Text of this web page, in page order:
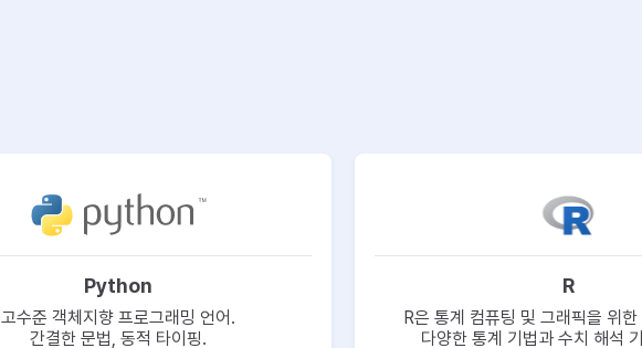
Python
고수준 객체지향 프로그래밍 언어.
간결한 문법, 동적 타이핑.
R
R은 통계 컴퓨팅 및 그래픽을 위
다양한 통계 기법과 수치 해석